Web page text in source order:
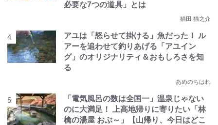
必要な7つの道具」とは
猫田 猫之介
アユは「怒らせて掛ける」魚だった！ ル
アーを追わせて釣りあげる「アユイン
グ」のオリジナリティ＆おもしろさを知
る
あめのちはれ
「電気風呂の数は全国一」温泉じゃない
のに大満足！ 上高地帰りに寄りたい「林
檎の湯屋 おぶ～」【山帰り、今日はどこ